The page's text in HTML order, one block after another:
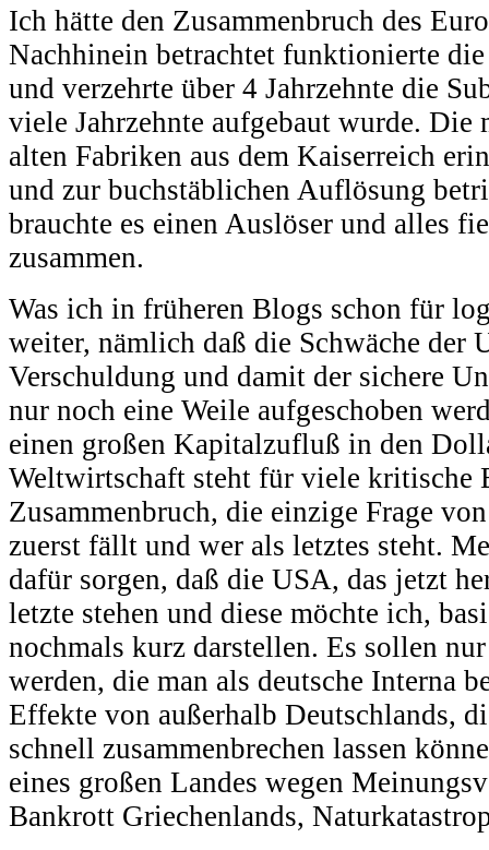
Ich hätte den Zusammenbruch des
Nachhinein betrachtet funktionierte
und verzehrte über 4 Jahrzehnte die
viele Jahrzehnte aufgebaut wurde. Die
alten Fabriken aus dem Kaiserreich
und zur buchstäblichen Auflösung
brauchte es einen Auslöser und alles
zusammen.
Was ich in früheren Blogs schon für
weiter, nämlich daß die Schwäche der
Verschuldung und damit der sichere
nur noch eine Weile aufgeschoben
einen großen Kapitalzufluß in den
Weltwirtschaft steht für viele kritische
Zusammenbruch, die einzige Frage
zuerst fällt und wer als letztes steht.
dafür sorgen, daß die USA, das jetzt
letzte stehen und diese möchte ich,
nochmals kurz darstellen. Es sollen
werden, die man als deutsche Interna
Effekte von außerhalb Deutschlands,
schnell zusammenbrechen lassen
eines großen Landes wegen
Bankrott Griechenlands,